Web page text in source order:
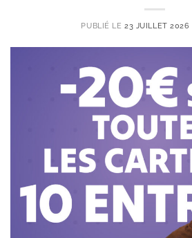
PUBLIÉ LE23 JUILLET 2026